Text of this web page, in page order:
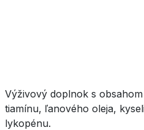
Výživový doplnok s
tiamínu, ľanového oleja,
lykopénu.